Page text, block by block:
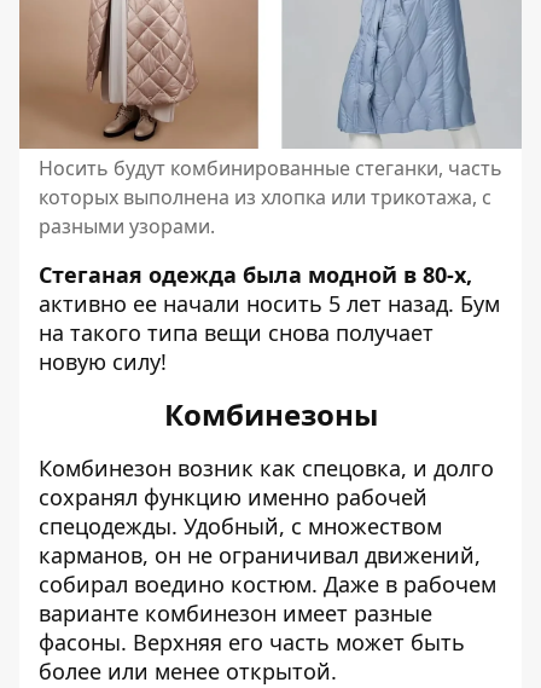
Носить будут комбинированные стеганки, часть
которых выполнена из хлопка или трикотажа, с
разными узорами.
Стеганая одежда была модной в 80-х,
активно ее начали носить 5 лет назад. Бум
на такого типа вещи снова получает
новую силу!
Комбинезоны
Комбинезон возник как спецовка, и долго
сохранял функцию именно рабочей
спецодежды. Удобный, с множеством
карманов, он не ограничивал движений,
собирал воедино костюм. Даже в рабочем
варианте комбинезон имеет разные
фасоны. Верхняя его часть может быть
более или менее открытой.